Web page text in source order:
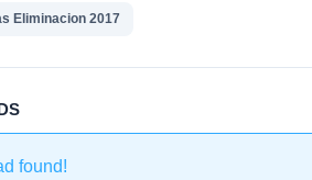
Eliminacion 2017
found!